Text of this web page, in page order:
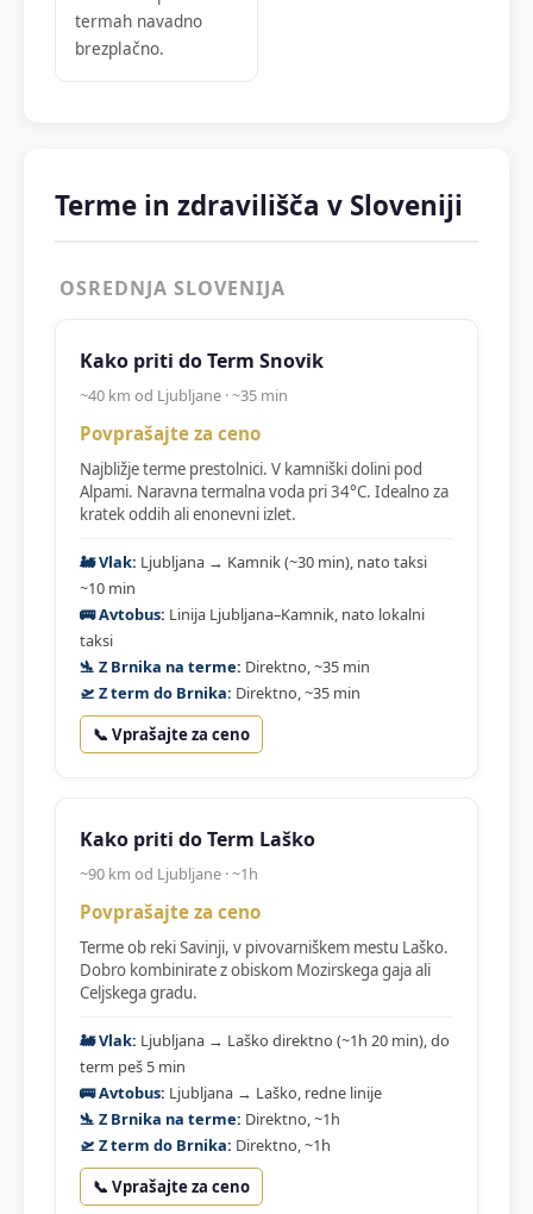
termah navadno
brezplačno.
Terme in zdravilišča v Sloveniji
OSREDNJA SLOVENIJA
Kako priti do Term Snovik
~40 km od Ljubljane · ~35 min
Povprašajte za ceno
Najbližje terme prestolnici. V kamniški dolini pod
Alpami. Naravna termalna voda pri 34°C. Idealno za
kratek oddih ali enonevni izlet.
🚂 Vlak: Ljubljana → Kamnik (~30 min), nato taksi
~10 min
🚌 Avtobus: Linija Ljubljana–Kamnik, nato lokalni
taksi
🛬 Z Brnika na terme: Direktno, ~35 min
🛫 Z term do Brnika: Direktno, ~35 min
📞 Vprašajte za ceno
Kako priti do Term Laško
~90 km od Ljubljane · ~1h
Povprašajte za ceno
Terme ob reki Savinji, v pivovarniškem mestu Laško.
Dobro kombinirate z obiskom Mozirskega gaja ali
Celjskega gradu.
🚂 Vlak: Ljubljana → Laško direktno (~1h 20 min), do
term peš 5 min
🚌 Avtobus: Ljubljana → Laško, redne linije
🛬 Z Brnika na terme: Direktno, ~1h
🛫 Z term do Brnika: Direktno, ~1h
📞 Vprašajte za ceno